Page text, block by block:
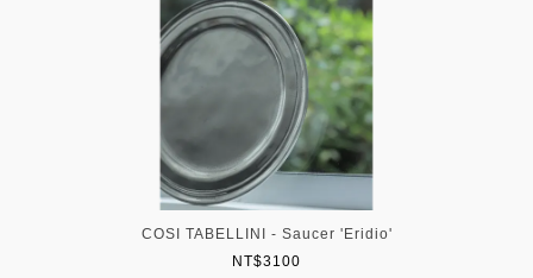
COSI TABELLINI - Saucer 'Eridio'
NT$3100